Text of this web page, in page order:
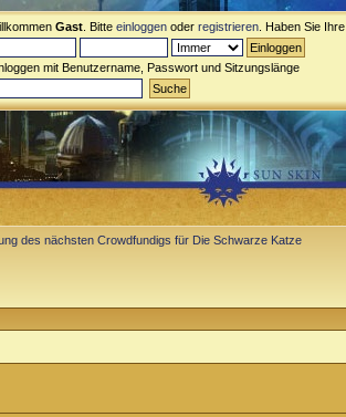
Gast . Bitte einloggen oder registrieren . Haben Sie Ihre
mit Benutzername, Passwort und Sitzungslänge
des nächsten Crowdfundigs für Die Schwarze Katze